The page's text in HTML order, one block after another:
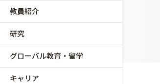
教員紹介
研究
グローバル教育・留学
キャリア